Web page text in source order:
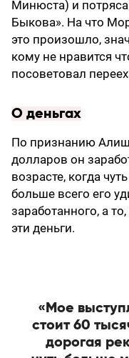
Минюста) и
Быкова». На что
это произошло,
кому не нравится
посоветовал
О деньгах
По признанию
долларов он
возрасте, когда
больше всего его
заработанного, а
эти деньги.
«Мое
стоит 60
дорогая